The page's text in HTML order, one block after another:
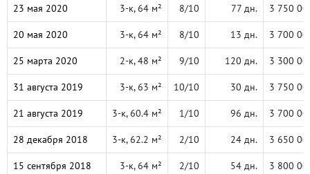
23 мая 2020 3-к, 64 м² 8/10 77 дн. 3 750
20 мая 2020 3-к, 64 м² 8/10 13 дн. 3 700
25 марта 2020 2-к, 48 м² 9/10 120 дн. 3 300
31 августа 2019 3-к, 63 м² 10/10 30 дн. 3 750
21 августа 2019 3-к, 60.4 м² 1/10 96 дн. 3 700
28 декабря 2018 3-к, 62.2 м² 2/10 24 дн. 3 650
15 сентября 2018 3-к, 64 м² 2/10 54 дн. 3 800